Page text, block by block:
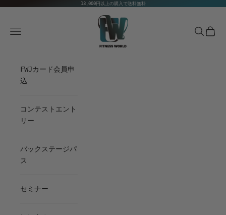
13,000円以上の購入で送料無料
Fitness World
メニュー
検索カート
FWJカード会員申
込
コンテストエント
リー
バックステージパ
ス
セミナー